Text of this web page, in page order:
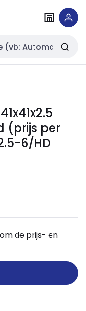
(prijs per
6/HD
de prijs- en